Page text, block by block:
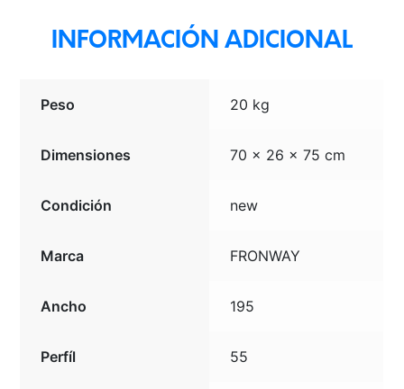
INFORMACIÓN ADICIONAL
Peso 20 kg
Dimensiones 70 × 26 × 75 cm
Condición new
Marca FRONWAY
Ancho 195
Perfíl 55